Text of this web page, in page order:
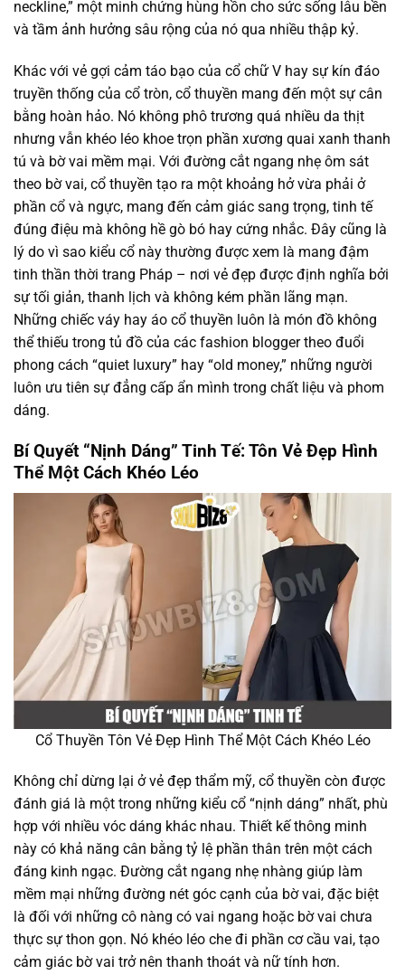
neckline,” một minh chứng hùng hồn cho sức sống lâu bền
và tầm ảnh hưởng sâu rộng của nó qua nhiều thập kỷ.
Khác với vẻ gợi cảm táo bạo của cổ chữ V hay sự kín đáo
truyền thống của cổ tròn, cổ thuyền mang đến một sự cân
bằng hoàn hảo. Nó không phô trương quá nhiều da thịt
nhưng vẫn khéo léo khoe trọn phần xương quai xanh thanh
tú và bờ vai mềm mại. Với đường cắt ngang nhẹ ôm sát
theo bờ vai, cổ thuyền tạo ra một khoảng hở vừa phải ở
phần cổ và ngực, mang đến cảm giác sang trọng, tinh tế
đúng điệu mà không hề gò bó hay cứng nhắc. Đây cũng là
lý do vì sao kiểu cổ này thường được xem là mang đậm
tinh thần thời trang Pháp – nơi vẻ đẹp được định nghĩa bởi
sự tối giản, thanh lịch và không kém phần lãng mạn.
Những chiếc váy hay áo cổ thuyền luôn là món đồ không
thể thiếu trong tủ đồ của các fashion blogger theo đuổi
phong cách “quiet luxury” hay “old money,” những người
luôn ưu tiên sự đẳng cấp ẩn mình trong chất liệu và phom
dáng.
Bí Quyết “Nịnh Dáng” Tinh Tế: Tôn Vẻ Đẹp Hình
Thể Một Cách Khéo Léo
Cổ Thuyền Tôn Vẻ Đẹp Hình Thể Một Cách Khéo Léo
Không chỉ dừng lại ở vẻ đẹp thẩm mỹ, cổ thuyền còn được
đánh giá là một trong những kiểu cổ “nịnh dáng” nhất, phù
hợp với nhiều vóc dáng khác nhau. Thiết kế thông minh
này có khả năng cân bằng tỷ lệ phần thân trên một cách
đáng kinh ngạc. Đường cắt ngang nhẹ nhàng giúp làm
mềm mại những đường nét góc cạnh của bờ vai, đặc biệt
là đối với những cô nàng có vai ngang hoặc bờ vai chưa
thực sự thon gọn. Nó khéo léo che đi phần cơ cầu vai, tạo
cảm giác bờ vai trở nên thanh thoát và nữ tính hơn.